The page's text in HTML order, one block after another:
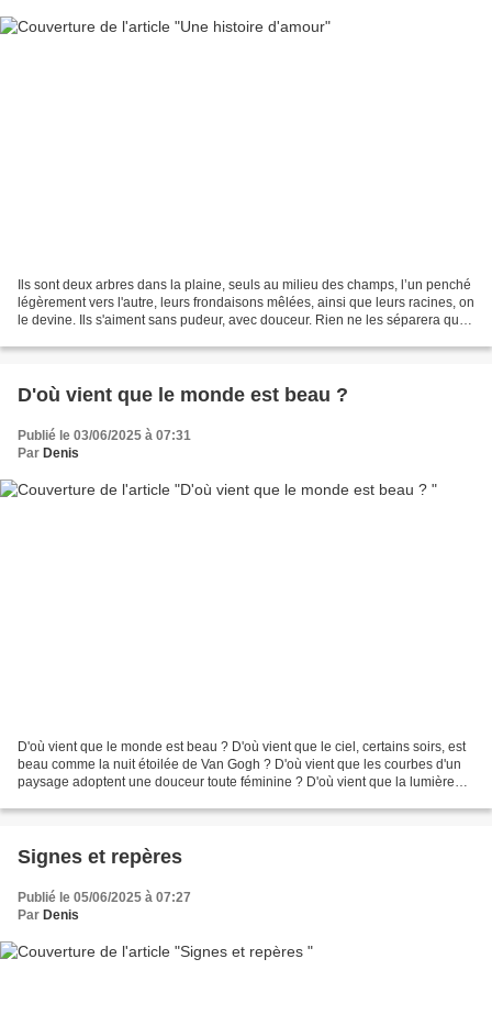
Ils sont deux arbres dans la plaine, seuls au milieu des champs, l’un penché
légèrement vers l'autre, leurs frondaisons mêlées, ainsi que leurs racines, on
le devine. Ils s'aiment sans pudeur, avec douceur. Rien ne les séparera que
D'où vient que le monde est beau ?
Publié le 03/06/2025 à 07:31
Par Denis
D'où vient que le monde est beau ? D'où vient que le ciel, certains soirs, est
beau comme la nuit étoilée de Van Gogh ? D'où vient que les courbes d'un
paysage adoptent une douceur toute féminine ? D'où vient que la lumière
Signes et repères
Publié le 05/06/2025 à 07:27
Par Denis